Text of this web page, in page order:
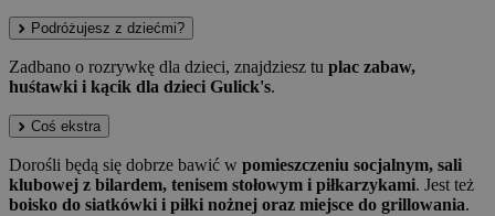
Podróżujesz z dziećmi?
Zadbano o rozrywkę dla dzieci, znajdziesz tu plac zabaw,
huśtawki i kącik dla dzieci Gulick's.
Coś ekstra
Dorośli będą się dobrze bawić w pomieszczeniu socjalnym, sali
klubowej z bilardem, tenisem stołowym i piłkarzykami. Jest też
boisko do siatkówki i piłki nożnej oraz miejsce do grillowania.